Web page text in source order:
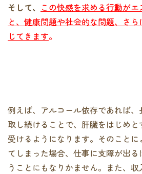
そして、 この快感を求める行動がエ
と、健康問題や社会的な問題、さ
じてきます。
例えば、アルコール依存であれば
取し続けることで、肝臓をはじめ
受けるようになります。そのこと
てしまった場合、仕事に支障が出
うことにもなりかません。また、